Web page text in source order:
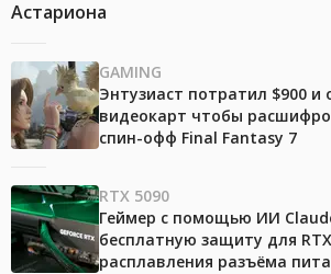
Астариона
GAMING
Энтузиаст потратил $900 и
видеокарт чтобы
спин-офф Final Fantasy 7
RTX 5090
Геймер с помощью ИИ
бесплатную защиту для
расплавления разъёма